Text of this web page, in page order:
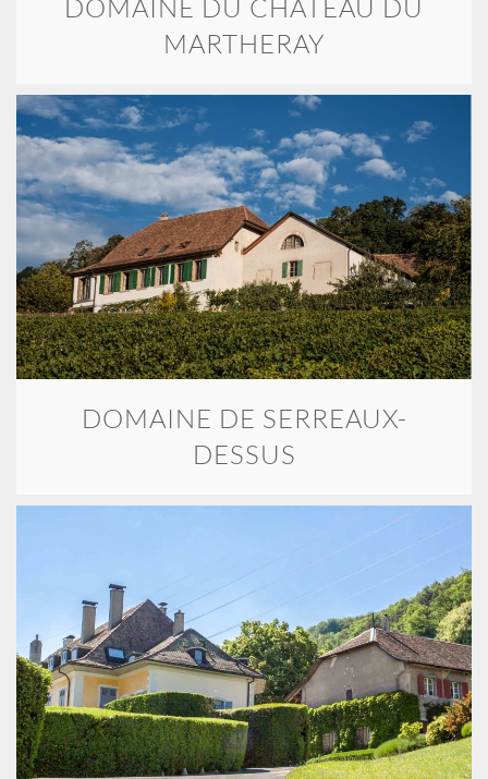
DOMAINE DU CHÂTEAU DU
MARTHERAY
DOMAINE DE SERREAUX-
DESSUS